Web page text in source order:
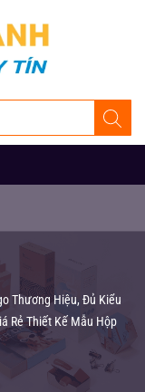
Thương Hiệu, Đủ Kiểu
Rẻ Thiết Kế Mẫu Hộp